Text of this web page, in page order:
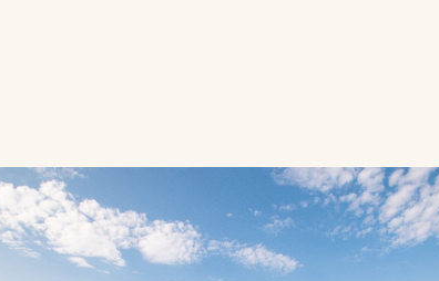
飛散・流出防止対策
施工・管理実績一覧
アスリートパー
ー
採用情報